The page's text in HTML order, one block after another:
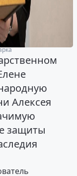
Алексея
защиты